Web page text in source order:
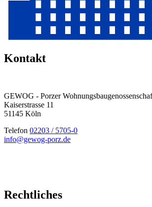
Kontakt
GEWOG - Porzer
Kaiserstrasse 11
51145 Köln
Telefon 02203 / 5705-0
info@gewog-porz.de
Rechtliches